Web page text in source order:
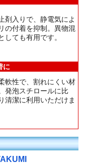
剤入りで、静電気によ
の付着を抑制。異物混
しても有用です。
に
軟性で、割れにくい材
発泡スチロールに比
清潔に利用いただけま